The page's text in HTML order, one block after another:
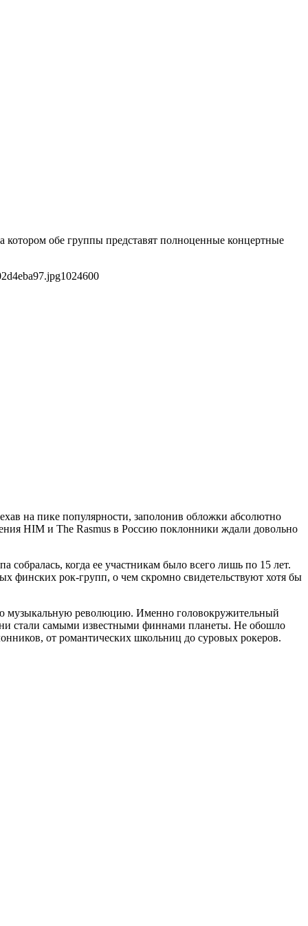
обе группы представят полноценные концертные
1024600
на пике популярности, заполонив обложки абсолютно
HIM и The Rasmus в Россию поклонники ждали довольно
когда ее участникам было всего лишь по 15 лет.
финских рок-групп, о чем скромно свидетельствуют хотя бы
музыкальную революцию. Именно головокружительный
стали самыми известными финнами планеты. Не обошло
от романтических школьниц до суровых рокеров.